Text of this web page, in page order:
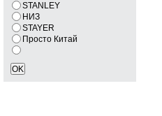
STANLEY
НИЗ
STAYER
Просто Китай